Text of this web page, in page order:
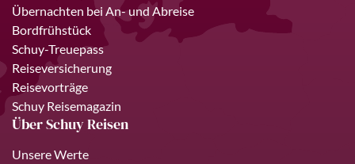
Übernachten bei An- und Abreise
Bordfrühstück
Schuy-Treuepass
Reiseversicherung
Reisevorträge
Schuy Reisemagazin
Über Schuy Reisen
Unsere Werte